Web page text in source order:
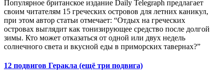
Популярное британское издание Daily Telegraph предлагает
своим читателям 15 греческих островов для летних каникул,
при этом автор статьи отмечает: “Отдых на греческих
островах выглядит как тонизирующее средство после долгой
зимы. Кто может отказаться от одной или двух недель
солнечного света и вкусной еды в приморских тавернах?”
12 подвигов Геракла (ещё три подвига)